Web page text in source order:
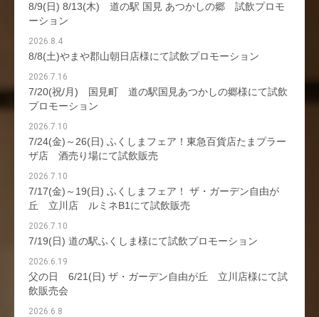
8/9(日) 8/13(木) 道の駅 国見 あつかしの郷 試飲プロモ
ーション
2026.8.4
8/8(土)やまや郡山朝日店様にて試飲プロモーション
2026.7.16
7/20(祝/月) 国見町 道の駅国見あつかしの郷様にて試飲
プロモーション
2026.7.10
7/24(金)～26(日) ふくしまフェア！東急百貨店たまプラー
ザ店 酒売り場にて試飲販売
2026.7.10
7/17(金)～19(日) ふくしまフェア！ ザ・ガーデン自由が
丘 立川店 ルミネB1にて試飲販売
2026.7.10
7/19(日) 道の駅ふくしま様にて試飲プロモーション
2026.6.19
父の日 6/21(日) ザ・ガーデン自由が丘 立川店様にて試
飲販売会
2026.6.8